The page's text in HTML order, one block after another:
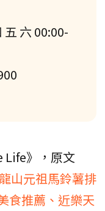
六 00:00-
Life》，原文
山元祖馬鈴薯排
食推薦、近樂天